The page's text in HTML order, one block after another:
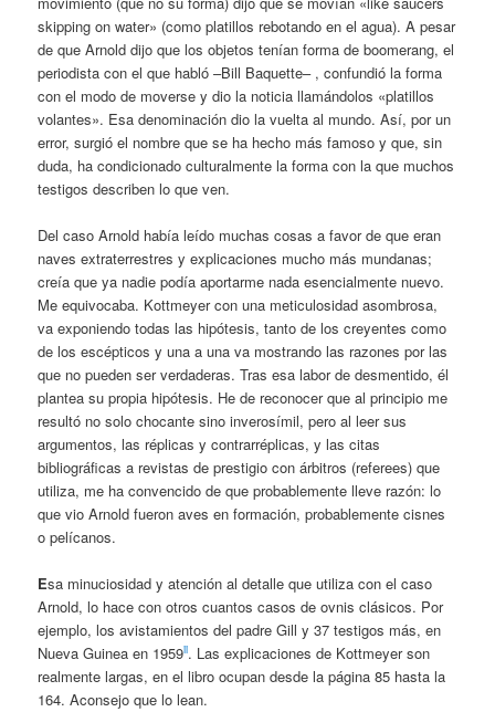
skipping on water» (como platillos rebotando en el agua). A pesar
de que Arnold dijo que los objetos tenían forma de boomerang, el
periodista con el que habló –Bill Baquette– , confundió la forma
con el modo de moverse y dio la noticia llamándolos «platillos
volantes». Esa denominación dio la vuelta al mundo. Así, por un
error, surgió el nombre que se ha hecho más famoso y que, sin
duda, ha condicionado culturalmente la forma con la que muchos
testigos describen lo que ven.
Del caso Arnold había leído muchas cosas a favor de que eran
naves extraterrestres y explicaciones mucho más mundanas;
creía que ya nadie podía aportarme nada esencialmente nuevo.
Me equivocaba. Kottmeyer con una meticulosidad asombrosa,
va exponiendo todas las hipótesis, tanto de los creyentes como
de los escépticos y una a una va mostrando las razones por las
que no pueden ser verdaderas. Tras esa labor de desmentido, él
plantea su propia hipótesis. He de reconocer que al principio me
resultó no solo chocante sino inverosímil, pero al leer sus
argumentos, las réplicas y contrarréplicas, y las citas
bibliográficas a revistas de prestigio con árbitros (referees) que
utiliza, me ha convencido de que probablemente lleve razón: lo
que vio Arnold fueron aves en formación, probablemente cisnes
o pelícanos.
Esa minuciosidad y atención al detalle que utiliza con el caso
Arnold, lo hace con otros cuantos casos de ovnis clásicos. Por
ejemplo, los avistamientos del padre Gill y 37 testigos más, en
Nueva Guinea en 1959ii. Las explicaciones de Kottmeyer son
realmente largas, en el libro ocupan desde la página 85 hasta la
164. Aconsejo que lo lean.